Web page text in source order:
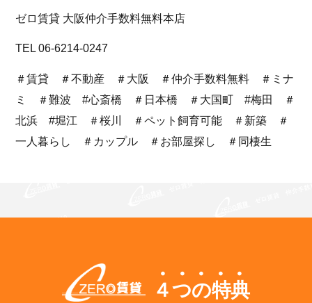
ゼロ賃貸 大阪仲介手数料無料本店
TEL 06-6214-0247
＃賃貸 ＃不動産 ＃大阪 ＃仲介手数料無料 ＃ミナ
ミ ＃難波 #心斎橋 ＃日本橋 ＃大国町 #梅田 ＃
北浜 #堀江 ＃桜川 ＃ペット飼育可能 ＃新築 ＃
一人暮らし ＃カップル ＃お部屋探し ＃同棲生
４つの特典